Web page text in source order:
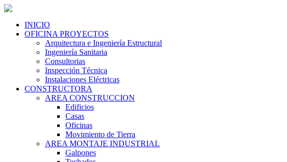
INICIO
OFICINA PROYECTOS
Arquitectura e Ingeniería Estructural
Ingeniería Sanitaria
Consultorias
Inspección Técnica
Instalaciones Eléctricas
CONSTRUCTORA
AREA CONSTRUCCION
Edificios
Casas
Oficinas
Movimiento de Tierra
AREA MONTAJE INDUSTRIAL
Galpones